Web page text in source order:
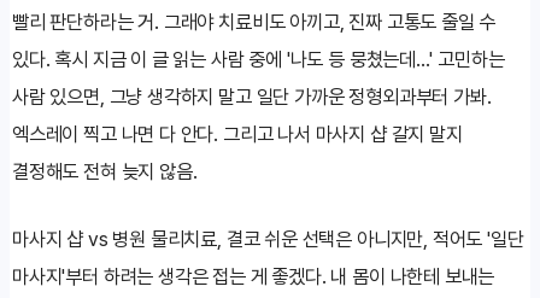
빨리 판단하라는 거. 그래야 치료비도 아끼고, 진짜 고통도 줄일 수
있다. 혹시 지금 이 글 읽는 사람 중에 '나도 등 뭉쳤는데...' 고민하는
사람 있으면, 그냥 생각하지 말고 일단 가까운 정형외과부터 가봐.
엑스레이 찍고 나면 다 안다. 그리고 나서 마사지 샵 갈지 말지
결정해도 전혀 늦지 않음.
마사지 샵 vs 병원 물리치료, 결코 쉬운 선택은 아니지만, 적어도 '일단
마사지'부터 하려는 생각은 접는 게 좋겠다. 내 몸이 나한테 보내는